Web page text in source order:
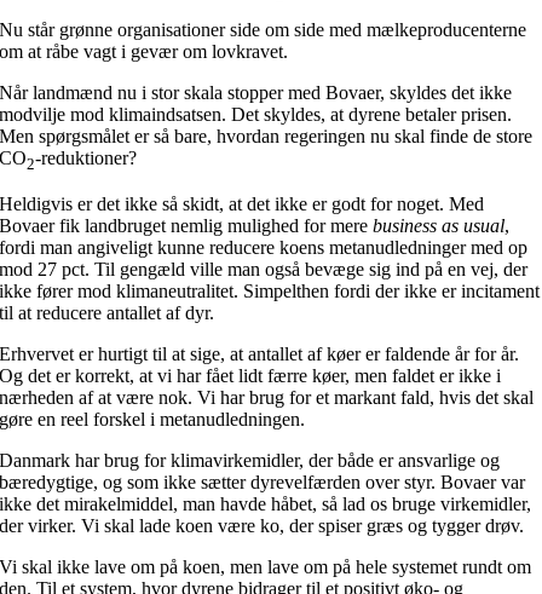
Nu står grønne organisationer side om side med mælkeproducenterne
om at råbe vagt i gevær om lovkravet.
Når landmænd nu i stor skala stopper med Bovaer, skyldes det ikke
modvilje mod klimaindsatsen. Det skyldes, at dyrene betaler prisen.
Men spørgsmålet er så bare, hvordan regeringen nu skal finde de store
CO2-reduktioner?
Heldigvis er det ikke så skidt, at det ikke er godt for noget. Med
Bovaer fik landbruget nemlig mulighed for mere business as usual,
fordi man angiveligt kunne reducere koens metanudledninger med op
mod 27 pct. Til gengæld ville man også bevæge sig ind på en vej, der
ikke fører mod klimaneutralitet. Simpelthen fordi der ikke er incitament
til at reducere antallet af dyr.
Erhvervet er hurtigt til at sige, at antallet af køer er faldende år for år.
Og det er korrekt, at vi har fået lidt færre køer, men faldet er ikke i
nærheden af at være nok. Vi har brug for et markant fald, hvis det skal
gøre en reel forskel i metanudledningen.
Danmark har brug for klimavirkemidler, der både er ansvarlige og
bæredygtige, og som ikke sætter dyrevelfærden over styr. Bovaer var
ikke det mirakelmiddel, man havde håbet, så lad os bruge virkemidler,
der virker. Vi skal lade koen være ko, der spiser græs og tygger drøv.
Vi skal ikke lave om på koen, men lave om på hele systemet rundt om
den. Til et system, hvor dyrene bidrager til et positivt øko- og